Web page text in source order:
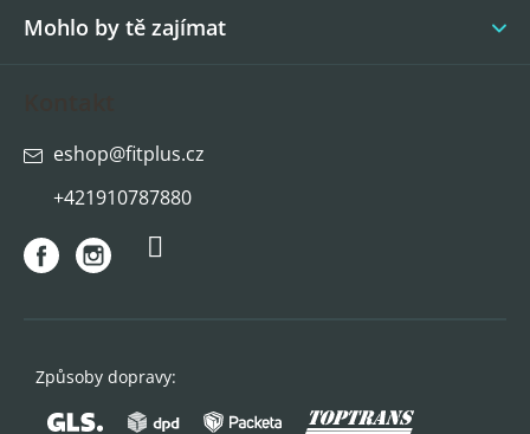
Mohlo by tě zajímat
eshop@fitplus.cz
+421910787880
Způsoby dopravy: